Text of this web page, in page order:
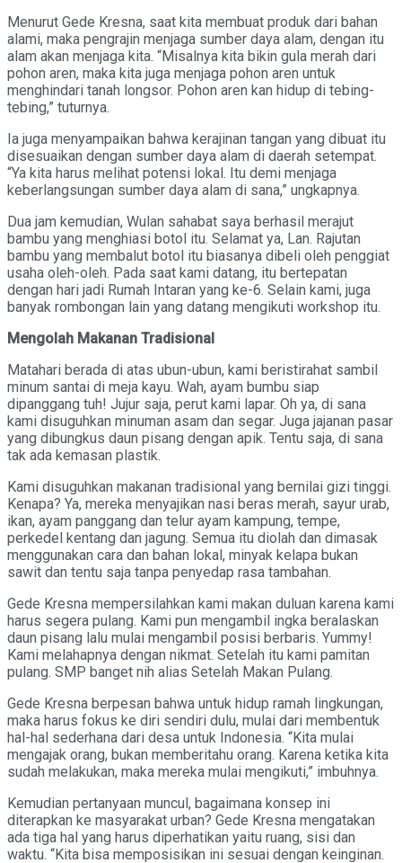
Menurut Gede Kresna, saat kita membuat produk dari bahan
alami, maka pengrajin menjaga sumber daya alam, dengan itu
alam akan menjaga kita. “Misalnya kita bikin gula merah dari
pohon aren, maka kita juga menjaga pohon aren untuk
menghindari tanah longsor. Pohon aren kan hidup di tebing-
tebing,” tuturnya.
Ia juga menyampaikan bahwa kerajinan tangan yang dibuat itu
disesuaikan dengan sumber daya alam di daerah setempat.
“Ya kita harus melihat potensi lokal. Itu demi menjaga
keberlangsungan sumber daya alam di sana,” ungkapnya.
Dua jam kemudian, Wulan sahabat saya berhasil merajut
bambu yang menghiasi botol itu. Selamat ya, Lan. Rajutan
bambu yang membalut botol itu biasanya dibeli oleh penggiat
usaha oleh-oleh. Pada saat kami datang, itu bertepatan
dengan hari jadi Rumah Intaran yang ke-6. Selain kami, juga
banyak rombongan lain yang datang mengikuti workshop itu.
Mengolah Makanan Tradisional
Matahari berada di atas ubun-ubun, kami beristirahat sambil
minum santai di meja kayu. Wah, ayam bumbu siap
dipanggang tuh! Jujur saja, perut kami lapar. Oh ya, di sana
kami disuguhkan minuman asam dan segar. Juga jajanan pasar
yang dibungkus daun pisang dengan apik. Tentu saja, di sana
tak ada kemasan plastik.
Kami disuguhkan makanan tradisional yang bernilai gizi tinggi.
Kenapa? Ya, mereka menyajikan nasi beras merah, sayur urab,
ikan, ayam panggang dan telur ayam kampung, tempe,
perkedel kentang dan jagung. Semua itu diolah dan dimasak
menggunakan cara dan bahan lokal, minyak kelapa bukan
sawit dan tentu saja tanpa penyedap rasa tambahan.
Gede Kresna mempersilahkan kami makan duluan karena kami
harus segera pulang. Kami pun mengambil ingka beralaskan
daun pisang lalu mulai mengambil posisi berbaris. Yummy!
Kami melahapnya dengan nikmat. Setelah itu kami pamitan
pulang. SMP banget nih alias Setelah Makan Pulang.
Gede Kresna berpesan bahwa untuk hidup ramah lingkungan,
maka harus fokus ke diri sendiri dulu, mulai dari membentuk
hal-hal sederhana dari desa untuk Indonesia. “Kita mulai
mengajak orang, bukan memberitahu orang. Karena ketika kita
sudah melakukan, maka mereka mulai mengikuti,” imbuhnya.
Kemudian pertanyaan muncul, bagaimana konsep ini
diterapkan ke masyarakat urban? Gede Kresna mengatakan
ada tiga hal yang harus diperhatikan yaitu ruang, sisi dan
waktu. “Kita bisa memposisikan ini sesuai dengan keinginan.